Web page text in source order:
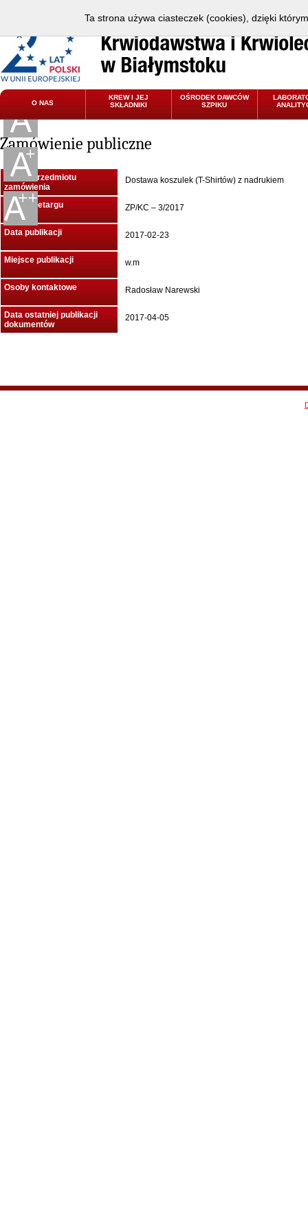
O NAS
KREW I JEJ
SKŁADNIKI
OŚRODEK DAWCÓW
SZPIKU
Zamówienie publiczne
Nazwa przedmiotu
zamówienia
Dostawa koszulek (T-Shirtów) z nadrukiem
Znak przetargu ZP/KC – 3/2017
Data publikacji 2017-02-23
Miejsce publikacji w.m
Osoby kontaktowe Radosław Narewski
Data ostatniej publikacji
dokumentów
2017-04-05
Ta strona używa ciasteczek (cookies), dzięki